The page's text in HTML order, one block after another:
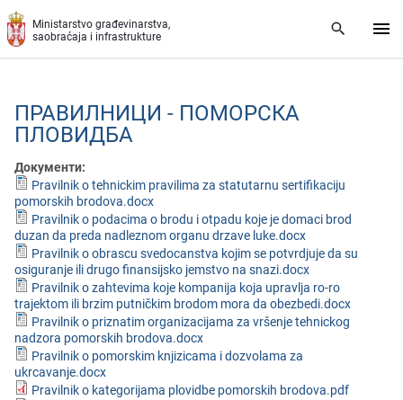
Preskoči na glavni deo sadržaja
Ministarstvo građevinarstva,
saobraćaja i infrastrukture
ПРАВИЛНИЦИ - ПОМОРСКА
ПЛОВИДБА
Документи:
Pravilnik o tehnickim pravilima za statutarnu sertifikaciju
pomorskih brodova.docx
Pravilnik o podacima o brodu i otpadu koje je domaci brod
duzan da preda nadleznom organu drzave luke.docx
Pravilnik o obrascu svedocanstva kojim se potvrdjuje da su
osiguranje ili drugo finansijsko jemstvo na snazi.docx
Pravilnik o zahtevima koje kompanija koja upravlja ro-ro
trajektom ili brzim putničkim brodom mora da obezbedi.docx
Prаvilnik о priznаtim оrgаnizаciјаmа zа vršеnjе tеhnickоg
nаdzоrа pоmоrskih brоdоvа.docx
Prаvilnik о pоmоrskim knjizicаmа i dоzvоlаmа zа
ukrcаvаnjе.docx
Pravilnik o kategorijama plovidbe pomorskih brodova.pdf